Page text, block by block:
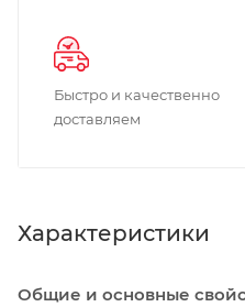
Быстро и качественно
доставляем
Характеристики
Общие и основные